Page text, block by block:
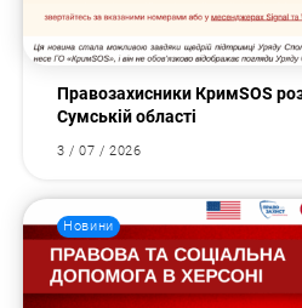
Правозахисники КримSOS
Сумській області
3 / 07 / 2026
Новини